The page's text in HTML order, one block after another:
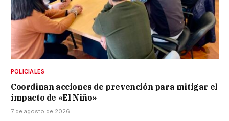
POLICIALES
Coordinan acciones de prevención para mitigar el
impacto de «El Niño»
7 de agosto de 2026